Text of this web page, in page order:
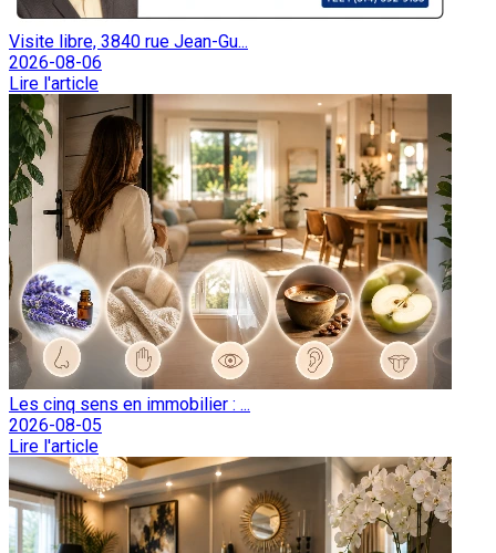
Visite libre, 3840 rue Jean-Gu...
2026-08-06
Lire l'article
Les cinq sens en immobilier : ...
2026-08-05
Lire l'article